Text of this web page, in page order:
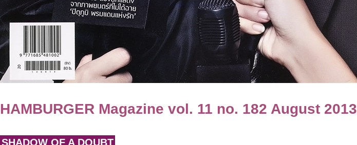
HAMBURGER Magazine vol. 11 no. 182 August 2013
SHADOW OF A DOUBT